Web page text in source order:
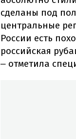
сделаны под
центральные
России есть
российская
– отметила